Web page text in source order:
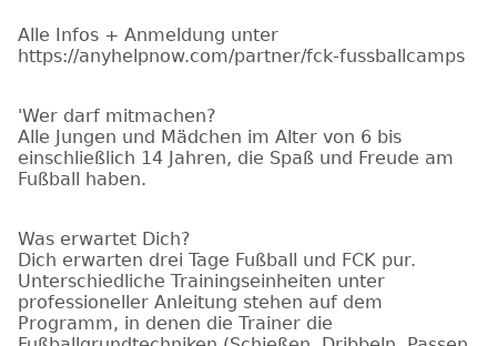
Alle Infos + Anmeldung unter
https://anyhelpnow.com/partner/fck-fussballcamps
'Wer darf mitmachen?
Alle Jungen und Mädchen im Alter von 6 bis
einschließlich 14 Jahren, die Spaß und Freude am
Fußball haben.
Was erwartet Dich?
Dich erwarten drei Tage Fußball und FCK pur.
Unterschiedliche Trainingseinheiten unter
professioneller Anleitung stehen auf dem
Programm, in denen die Trainer die